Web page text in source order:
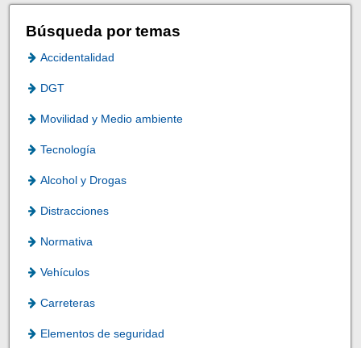
Búsqueda por temas
Accidentalidad
DGT
Movilidad y Medio ambiente
Tecnología
Alcohol y Drogas
Distracciones
Normativa
Vehículos
Carreteras
Elementos de seguridad